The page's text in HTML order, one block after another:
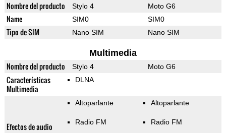
Nombre del producto Stylo 4 Moto G6
Name SIM0 SIM0
Tipo de SIM Nano SIM Nano SIM
Multimedia
Nombre del producto Stylo 4 Moto G6
Características
Multimedia
DLNA
Efectos de audio
Altoparlante
Radio FM
Altoparlante
Radio FM